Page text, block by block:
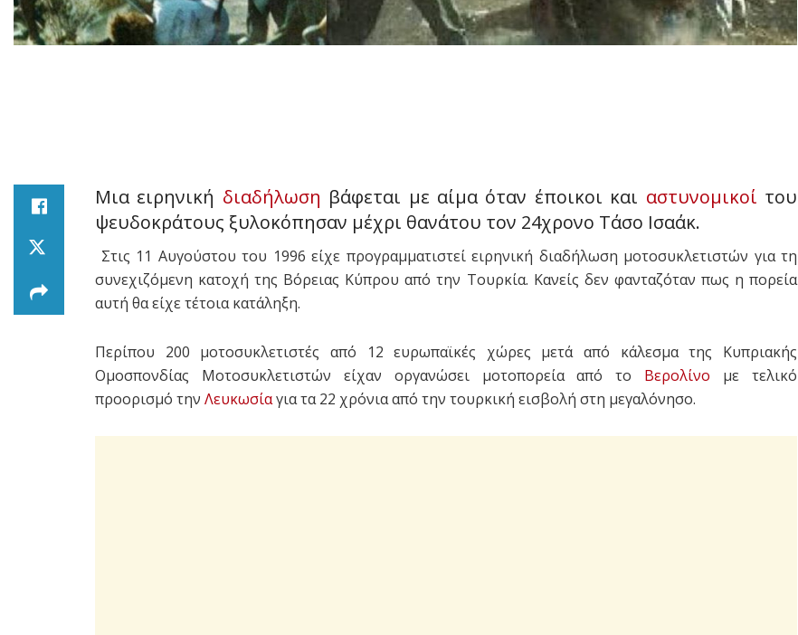
Μια ειρηνική διαδήλωση βάφεται με αίμα όταν έποικοι και αστυνομικοί του
ψευδοκράτους ξυλοκόπησαν μέχρι θανάτου τον 24χρονο Τάσο Ισαάκ.
Στις 11 Αυγούστου του 1996 είχε προγραμματιστεί ειρηνική διαδήλωση μοτοσυκλετιστών για τη
συνεχιζόμενη κατοχή της Βόρειας Κύπρου από την Τουρκία. Κανείς δεν φανταζόταν πως η πορεία
αυτή θα είχε τέτοια κατάληξη.
Περίπου 200 μοτοσυκλετιστές από 12 ευρωπαϊκές χώρες μετά από κάλεσμα της Κυπριακής
Ομοσπονδίας Μοτοσυκλετιστών είχαν οργανώσει μοτοπορεία από το Βερολίνο με τελικό
προορισμό την Λευκωσίαγια τα 22 χρόνια από την τουρκική εισβολή στη μεγαλόνησο.